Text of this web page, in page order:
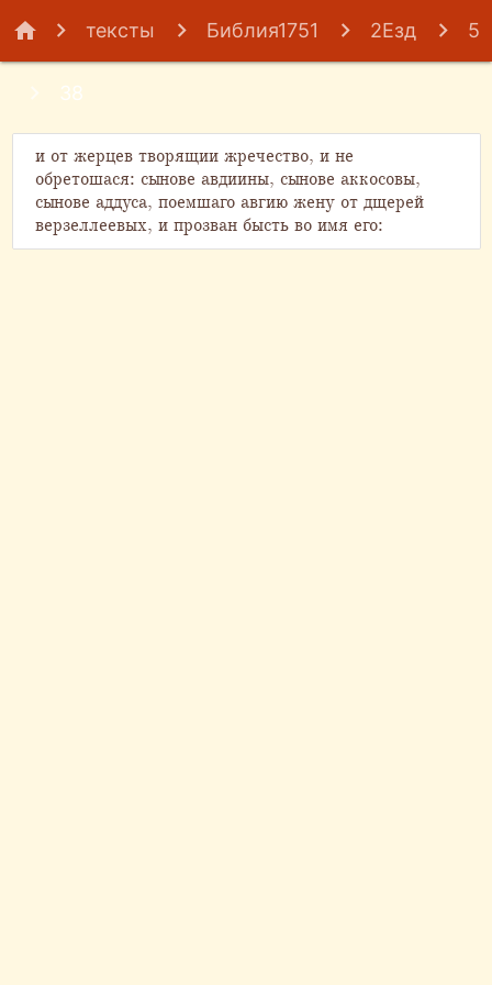
home тексты Библия1751 2Езд 5
38
и от жерцев творящии жречество, и не
обретошася: сынове авдиины, сынове аккосовы,
сынове аддуса, поемшаго авгию жену от дщерей
верзеллеевых, и прозван бысть во имя его: